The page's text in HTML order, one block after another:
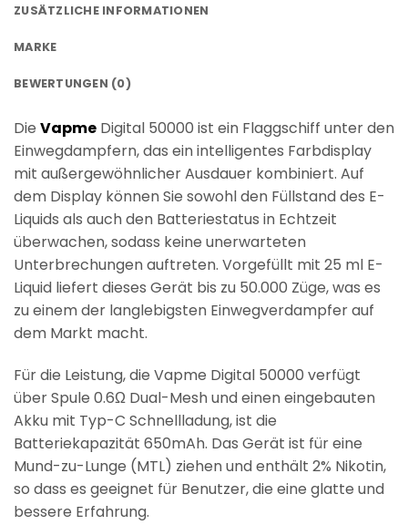
ZUSÄTZLICHE INFORMATIONEN
MARKE
BEWERTUNGEN (0)
Die Vapme Digital 50000 ist ein Flaggschiff unter den
Einwegdampfern, das ein intelligentes Farbdisplay
mit außergewöhnlicher Ausdauer kombiniert. Auf
dem Display können Sie sowohl den Füllstand des E-
Liquids als auch den Batteriestatus in Echtzeit
überwachen, sodass keine unerwarteten
Unterbrechungen auftreten. Vorgefüllt mit 25 ml E-
Liquid liefert dieses Gerät bis zu 50.000 Züge, was es
zu einem der langlebigsten Einwegverdampfer auf
dem Markt macht.
Für die Leistung, die Vapme Digital 50000 verfügt
über Spule 0.6Ω Dual-Mesh und einen eingebauten
Akku mit Typ-C Schnellladung, ist die
Batteriekapazität 650mAh. Das Gerät ist für eine
Mund-zu-Lunge (MTL) ziehen und enthält 2% Nikotin,
so dass es geeignet für Benutzer, die eine glatte und
bessere Erfahrung.